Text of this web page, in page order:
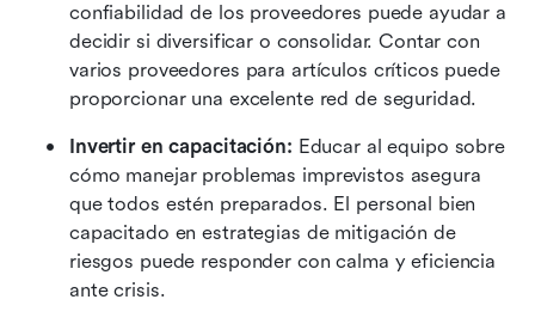
confiabilidad de los proveedores puede ayudar a
decidir si diversificar o consolidar. Contar con
varios proveedores para artículos críticos puede
proporcionar una excelente red de seguridad.
Invertir en capacitación: Educar al equipo sobre
cómo manejar problemas imprevistos asegura
que todos estén preparados. El personal bien
capacitado en estrategias de mitigación de
riesgos puede responder con calma y eficiencia
ante crisis.